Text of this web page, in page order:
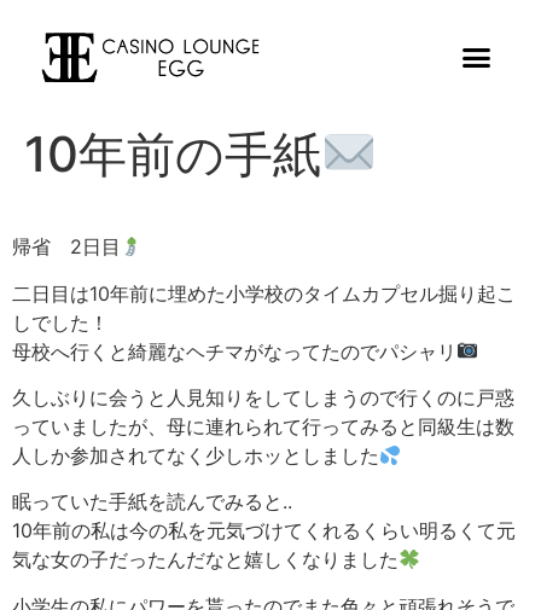
10年前の手紙
帰省 2日目
二日目は10年前に埋めた小学校のタイムカプセル掘り起こ
しでした！
母校へ行くと綺麗なヘチマがなってたのでパシャリ
久しぶりに会うと人見知りをしてしまうので行くのに戸惑
っていましたが、母に連れられて行ってみると同級生は数
人しか参加されてなく少しホッとしました
眠っていた手紙を読んでみると..
10年前の私は今の私を元気づけてくれるくらい明るくて元
気な女の子だったんだなと嬉しくなりました